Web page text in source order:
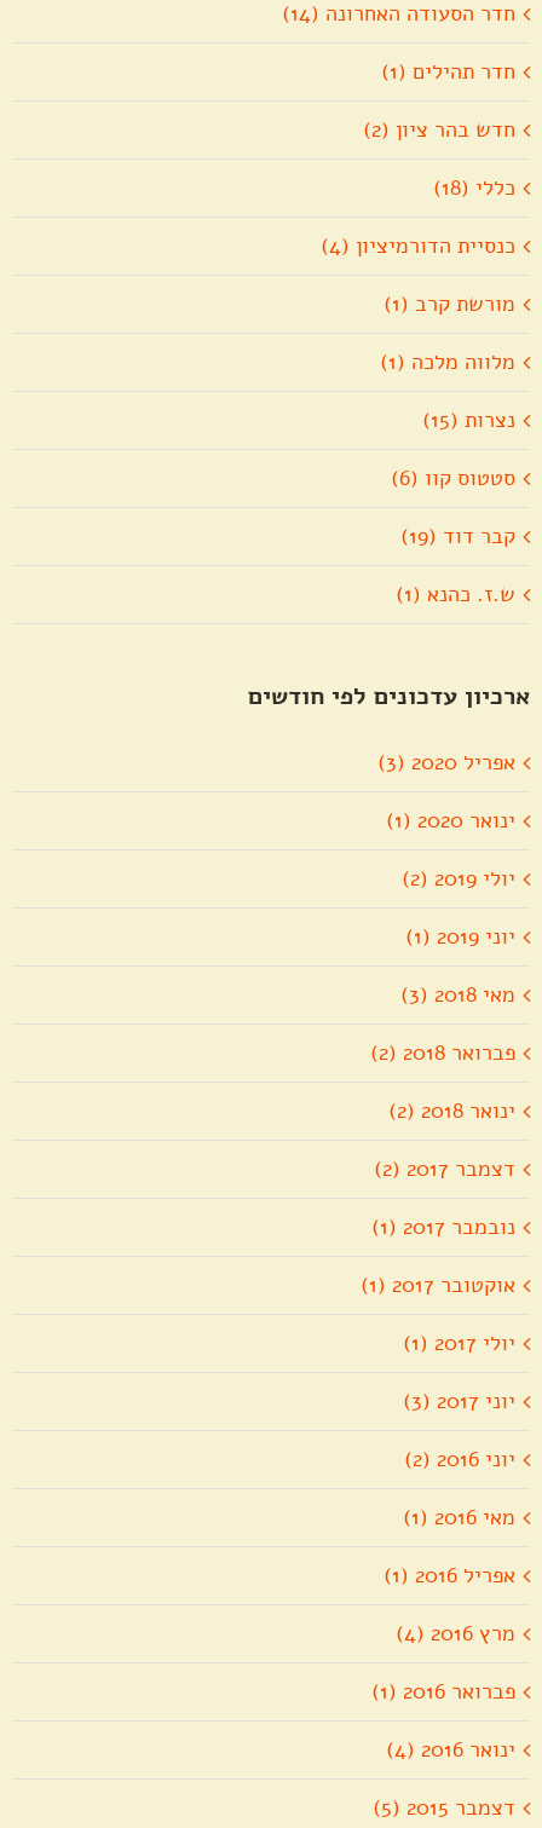
חדר הסעודה האחרונה (14)
חדר תהילים (1)
חדש בהר ציון (2)
כללי (18)
כנסיית הדורמיציון (4)
מורשת קרב (1)
מלווה מלכה (1)
נצרות (15)
סטטוס קוו (6)
קבר דוד (19)
ש.ז. כהנא (1)
ארכיון עדכונים לפי חודשים
אפריל 2020 (3)
ינואר 2020 (1)
יולי 2019 (2)
יוני 2019 (1)
מאי 2018 (3)
פברואר 2018 (2)
ינואר 2018 (2)
דצמבר 2017 (2)
נובמבר 2017 (1)
אוקטובר 2017 (1)
יולי 2017 (1)
יוני 2017 (3)
יוני 2016 (2)
מאי 2016 (1)
אפריל 2016 (1)
מרץ 2016 (4)
פברואר 2016 (1)
ינואר 2016 (4)
דצמבר 2015 (5)